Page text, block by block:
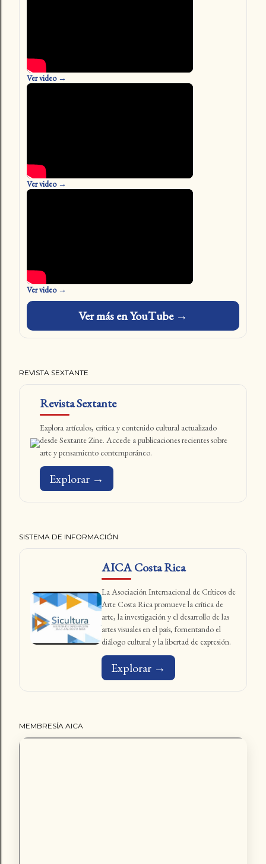
Ver video →
Ver video →
Ver video →
Ver más en YouTube →
REVISTA SEXTANTE
Revista Sextante
Explora artículos, crítica y contenido cultural actualizado
desde Sextante Zine. Accede a publicaciones recientes sobre
arte y pensamiento contemporáneo.
Explorar →
SISTEMA DE INFORMACIÓN
AICA Costa Rica
La Asociación Internacional de Críticos de
Arte Costa Rica promueve la crítica de
arte, la investigación y el desarrollo de las
artes visuales en el país, fomentando el
diálogo cultural y la libertad de expresión.
Explorar →
MEMBRESÍA AICA